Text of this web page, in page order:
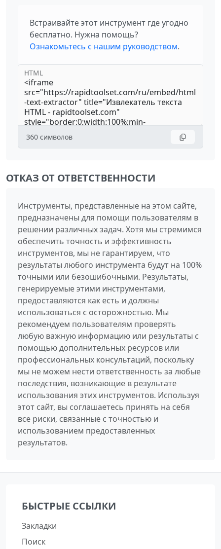
Встраивайте этот инструмент где угодно
бесплатно. Нужна помощь?
Ознакомьтесь с нашим руководством.
HTML
360 символов
ОТКАЗ ОТ ОТВЕТСТВЕННОСТИ
Инструменты, представленные на этом сайте,
предназначены для помощи пользователям в
решении различных задач. Хотя мы стремимся
обеспечить точность и эффективность
инструментов, мы не гарантируем, что
результаты любого инструмента будут на 100%
точными или безошибочными. Результаты,
генерируемые этими инструментами,
предоставляются как есть и должны
использоваться с осторожностью. Мы
рекомендуем пользователям проверять
любую важную информацию или результаты с
помощью дополнительных ресурсов или
профессиональных консультаций, поскольку
мы не можем нести ответственность за любые
последствия, возникающие в результате
использования этих инструментов. Используя
этот сайт, вы соглашаетесь принять на себя
все риски, связанные с точностью и
использованием предоставленных
результатов.
БЫСТРЫЕ ССЫЛКИ
Закладки
Поиск